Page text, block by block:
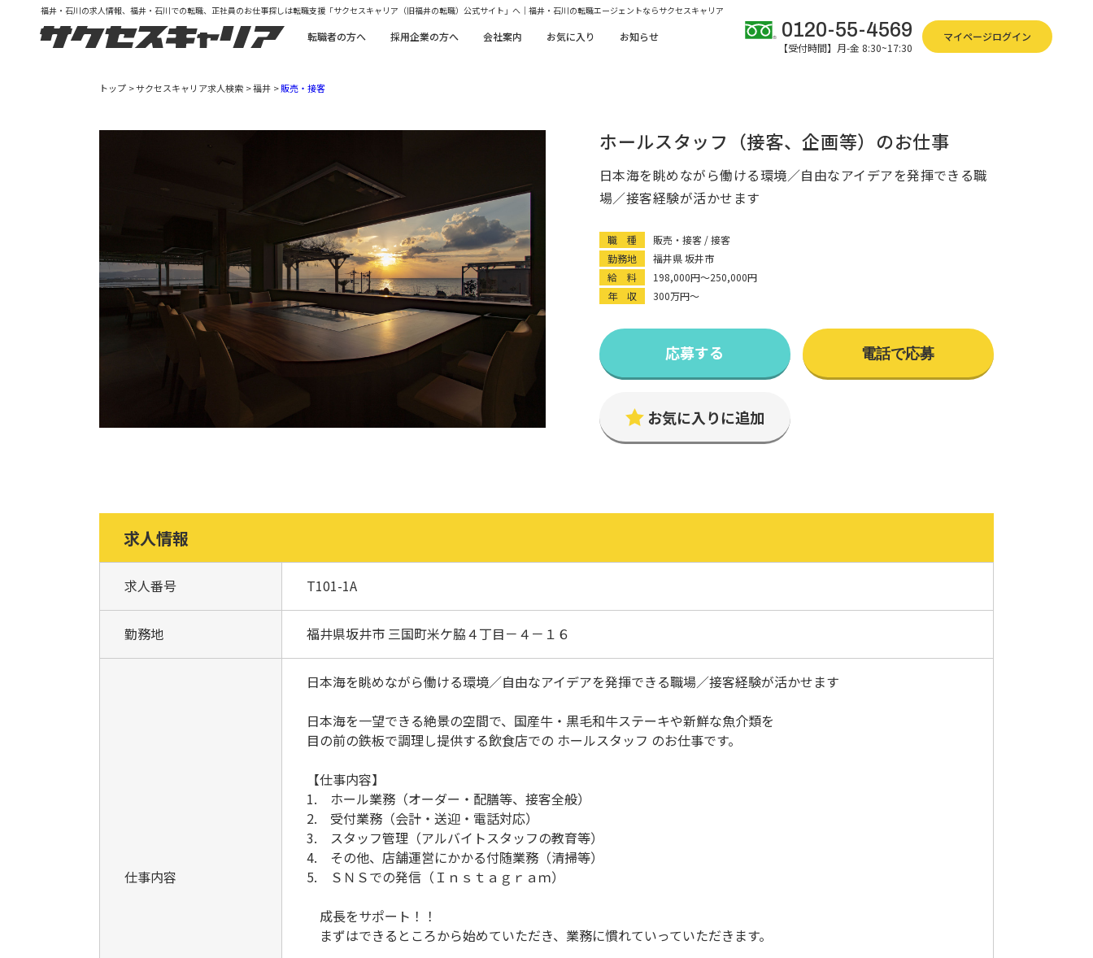
福井・石川の求人情報、福井・石川での転職、正社員のお仕事探しは転職支援「サクセスキャリア（旧福井の転職）公式サイト」へ｜福井・石川の転職エージェントならサクセスキャリア
転職者の方へ 採用企業の方へ 会社案内 お気に入り お知らせ 0120-55-4569
【受付時間】月-金 8:30~17:30
マイページログイン
トップ サクセスキャリア求人検索 福井 販売・接客
ホールスタッフ（接客、企画等）のお仕事
日本海を眺めながら働ける環境／自由なアイデアを発揮できる職
場／接客経験が活かせます
職 種
販売・接客 / 接客
勤務地
福井県 坂井市
給 料
198,000円〜250,000円
年 収
300万円〜
応募する 電話で応募
お気に入りに追加
求人情報
求人番号 T101-1A
勤務地 福井県坂井市 三国町米ケ脇４丁目－４－１６
仕事内容
日本海を眺めながら働ける環境／自由なアイデアを発揮できる職場／接客経験が活かせます
日本海を一望できる絶景の空間で、国産牛・黒毛和牛ステーキや新鮮な魚介類を
目の前の鉄板で調理し提供する飲食店での ホールスタッフ のお仕事です。
【仕事内容】
1. ホール業務（オーダー・配膳等、接客全般）
2. 受付業務（会計・送迎・電話対応）
3. スタッフ管理（アルバイトスタッフの教育等）
4. その他、店舗運営にかかる付随業務（清掃等）
5. ＳＮＳでの発信（Ｉｎｓｔａｇｒａｍ）
成長をサポート！！
まずはできるところから始めていただき、業務に慣れていっていただきます。